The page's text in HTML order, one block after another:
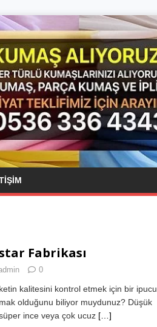
Fabrikası
0
kalitesini kontrol etmek için bir ipucu
olduğunu biliyor muydunuz? Düşük
ince veya çok ucuz […]